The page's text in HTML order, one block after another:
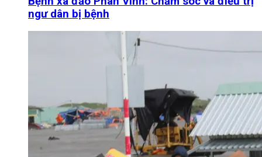
ngư dân bị bệnh